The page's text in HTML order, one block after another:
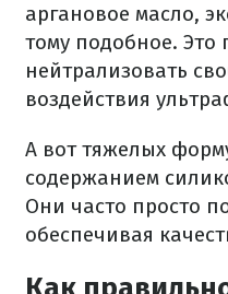
аргановое масло,
тому подобное. Это
нейтрализовать
воздействия
А вот тяжелых
содержанием
Они часто просто
обеспечивая